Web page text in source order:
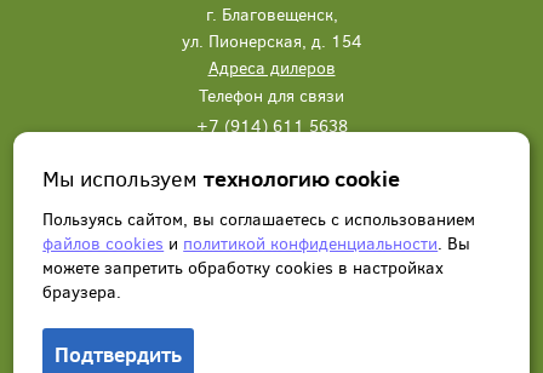
г. Благовещенск,
ул. Пионерская, д. 154
Адреса дилеров
Телефон для связи
+7 (914) 611 5638
Написать нам Заказать звонок
Мы используемтехнологию cookie
Пользуясь сайтом, вы соглашаетесь с использованием
файлов cookies и политикой конфиденциальности. Вы
можете запретить обработку сookies в настройках
браузера.
Подтвердить